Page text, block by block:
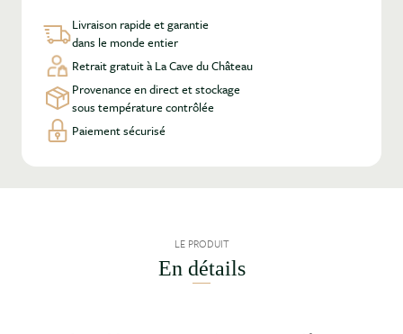
Livraison rapide et garantie
dans le monde entier
Retrait gratuit à La Cave du Château
Provenance en direct et stockage
sous température contrôlée
Paiement sécurisé
LE PRODUIT
En détails